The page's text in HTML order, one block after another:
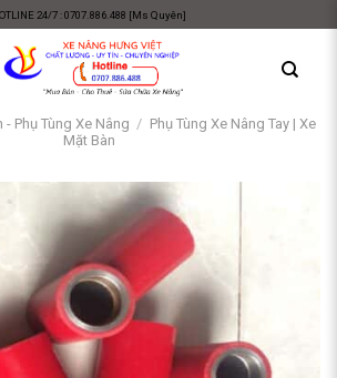
24/7 : 0707.886.488 [Ms Quyên]
- Phụ Tùng Xe Nâng / Phụ Tùng Xe Nâng Tay | Xe
Mặt Bàn